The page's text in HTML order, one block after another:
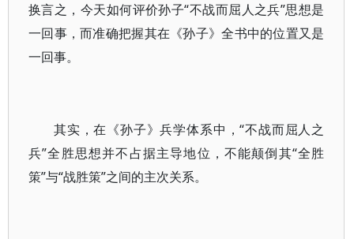
换言之，今天如何评价孙子“不战而屈人之兵”思想是
一回事，而准确把握其在《孙子》全书中的位置又是
一回事。
其实，在《孙子》兵学体系中，“不战而屈人之
兵”全胜思想并不占据主导地位，不能颠倒其“全胜
策”与“战胜策”之间的主次关系。